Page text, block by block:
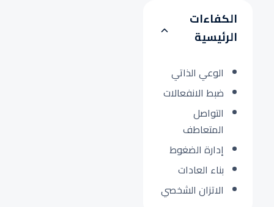
الكفاءات
الرئيسية
الوعي الذاتي
ضبط الانفعالات
التواصل
المتعاطف
إدارة الضغوط
بناء العادات
الاتزان الشخصي